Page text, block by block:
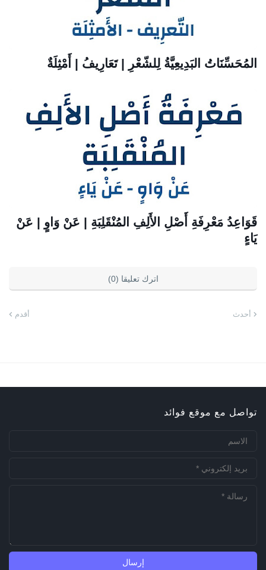
المُحَسِّنَاتُ البَدِيعِيَّةُ لِلشّعْرِ | تَعَارِيفُ | أَمْثِلَةٌ
قَوَاعِدُ مَعْرِفَةِ أَصْلِ الأَلِفِ المُنْقَلِبَةِ | عَنْ وَاوٍ | عَنْ
يَاءٍ
اترك تعليقا (0)
أحدث أقدم
تواصل مع موقع فوائد